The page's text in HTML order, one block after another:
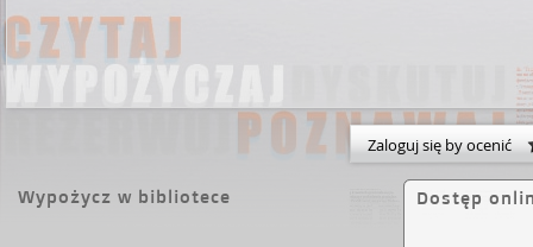
Zaloguj się by ocenić
Wypożycz w bibliotece Dostęp